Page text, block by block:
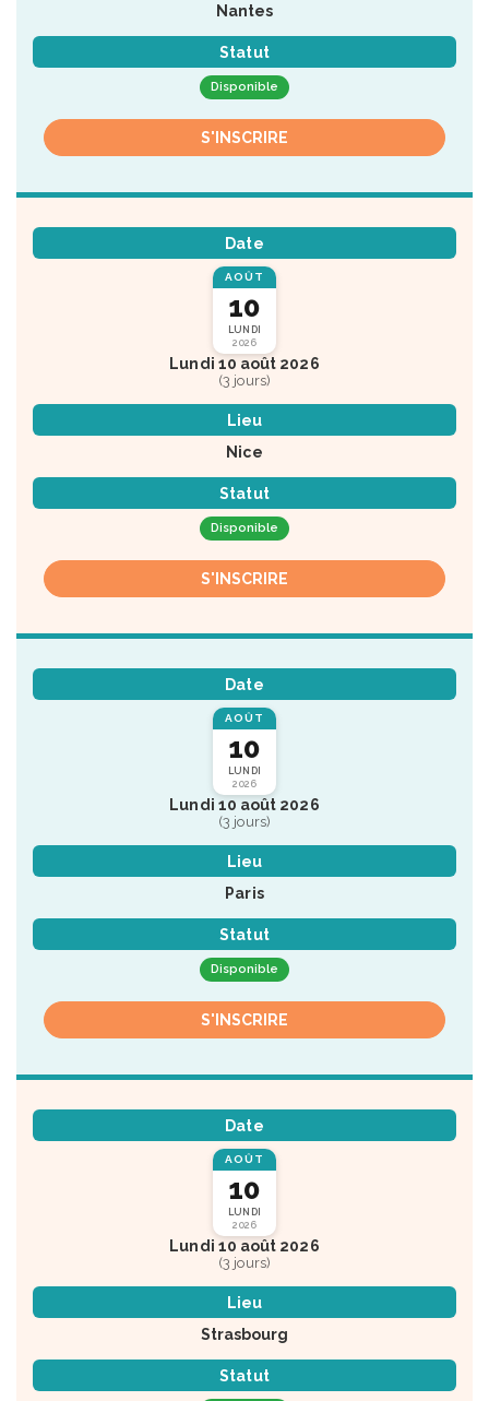
Nantes
Statut
Disponible
S'INSCRIRE
Date
AOÛT
10
LUNDI
2026
Lundi 10 août 2026
(3 jours)
Lieu
Nice
Statut
Disponible
S'INSCRIRE
Date
AOÛT
10
LUNDI
2026
Lundi 10 août 2026
(3 jours)
Lieu
Paris
Statut
Disponible
S'INSCRIRE
Date
AOÛT
10
LUNDI
2026
Lundi 10 août 2026
(3 jours)
Lieu
Strasbourg
Statut